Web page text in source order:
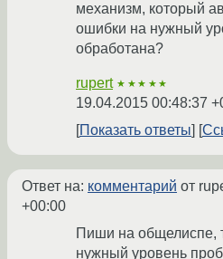
механизм, который
ошибки на нужный
обработана?
rupert ★★★★★
19.04.2015 00:48:37
Показать ответы
Ответ на: комментарий от
+00:00
Пиши на общелиспе,
нужный уровень